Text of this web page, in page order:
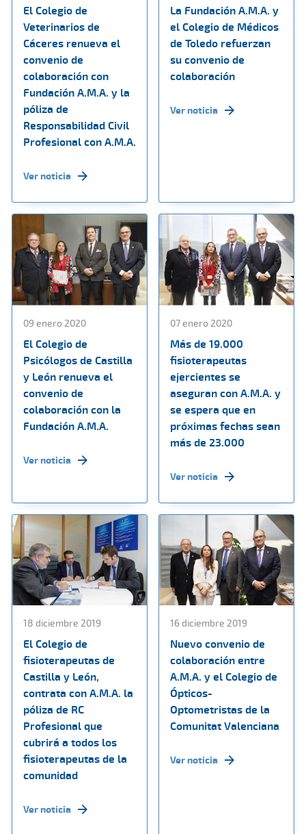
El Colegio de
Veterinarios de
Cáceres renueva el
convenio de
colaboración con
Fundación A.M.A. y la
póliza de
Responsabilidad Civil
Profesional con A.M.A.
Ver noticia
La Fundación A.M.A. y
el Colegio de Médicos
de Toledo refuerzan
su convenio de
colaboración
Ver noticia
09 enero 2020
El Colegio de
Psicólogos de Castilla
y León renueva el
convenio de
colaboración con la
Fundación A.M.A.
Ver noticia
07 enero 2020
Más de 19.000
fisioterapeutas
ejercientes se
aseguran con A.M.A. y
se espera que en
próximas fechas sean
más de 23.000
Ver noticia
18 diciembre 2019
El Colegio de
fisioterapeutas de
Castilla y León,
contrata con A.M.A. la
póliza de RC
Profesional que
cubrirá a todos los
fisioterapeutas de la
comunidad
Ver noticia
16 diciembre 2019
Nuevo convenio de
colaboración entre
A.M.A. y el Colegio de
Ópticos-
Optometristas de la
Comunitat Valenciana
Ver noticia